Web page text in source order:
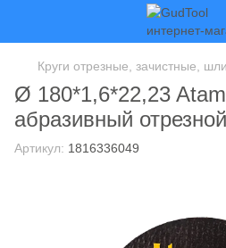
Круги отрезные, зачистные,
Ø 180*1,6*22,23
абразивный
Артикул: 1816336049